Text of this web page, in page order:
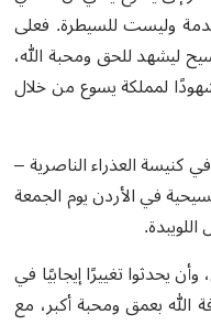
وليست للسيطرة. فعلى
ليشهد للحق ومحبة الله،
لمملكة يسوع من خلال
كنيسة العذراء الناصرية–
في الأردن يوم الجمعة
.
يحدثوا تغييرًا إيجابيًا في
إلى أهمية معرفة الله بعمق ومحبة أكبر، مع